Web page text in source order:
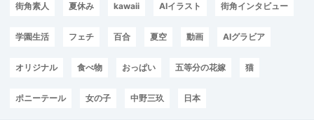
街角素人 夏休み kawaii AIイラスト 街角インタビュー
学園生活 フェチ 百合 夏空 動画 AIグラビア
オリジナル 食べ物 おっぱい 五等分の花嫁 猫
ポニーテール 女の子 中野三玖 日本